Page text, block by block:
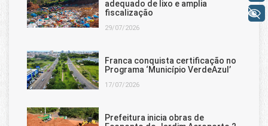
adequado de lixo e amplia
fiscalização
29/07/2026
Franca conquista certificação no
Programa ‘Município VerdeAzul’
17/07/2026
Prefeitura inicia obras de